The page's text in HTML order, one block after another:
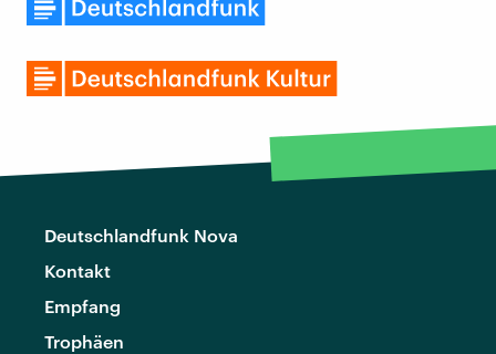
Deutschlandfunk Nova
Kontakt
Empfang
Trophäen